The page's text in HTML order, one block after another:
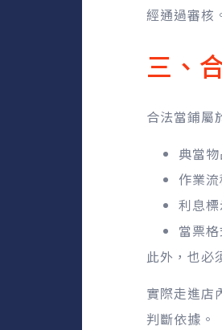
經通過審核
三、
合法當鋪屬
典當
作業
利息
當票
此外，也必
實際走進店
判斷依據。